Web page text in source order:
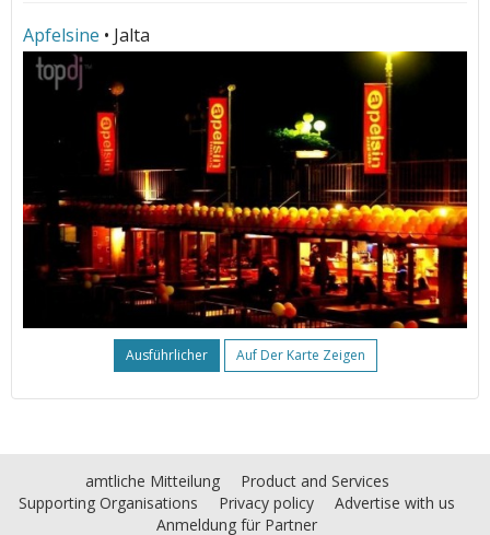
Apfelsine • Jalta
Ausführlicher Auf Der Karte Zeigen
amtliche Mitteilung
Product and Services
Supporting Organisations
Privacy policy
Advertise with us
Anmeldung für Partner